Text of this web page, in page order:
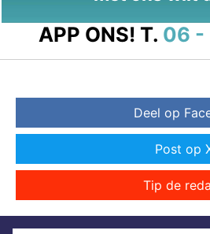
APP ONS! T. 06 -
Deel op
Post op
Tip de